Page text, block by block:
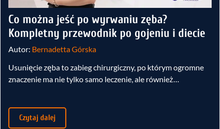
Co można jeść po wyrwaniu zęba?
Kompletny przewodnik po gojeniu i diecie
Autor: Bernadetta Górska
Usunięcie zęba to zabieg chirurgiczny, po którym ogromne
znaczenie ma nie tylko samo leczenie, ale również…
Czytaj dalej